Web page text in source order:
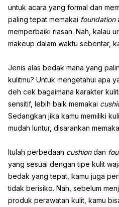
untuk acara yang formal dan
paling tepat memakai foundation
memperbaiki riasan. Nah, kalau
makeup dalam waktu sebentar,
Jenis alas bedak mana yang
kulitmu? Untuk mengetahui apa
deh cek bagaimana karakter
sensitif, lebih baik memakai
Sedangkan jika kamu memiliki
mudah luntur, disarankan
Itulah perbedaan cushiondan
yang sesuai dengan tipe kulit
bedak yang tepat, kamu juga
tidak berisiko. Nah, sebelum
produk perawatan kulit, kamu